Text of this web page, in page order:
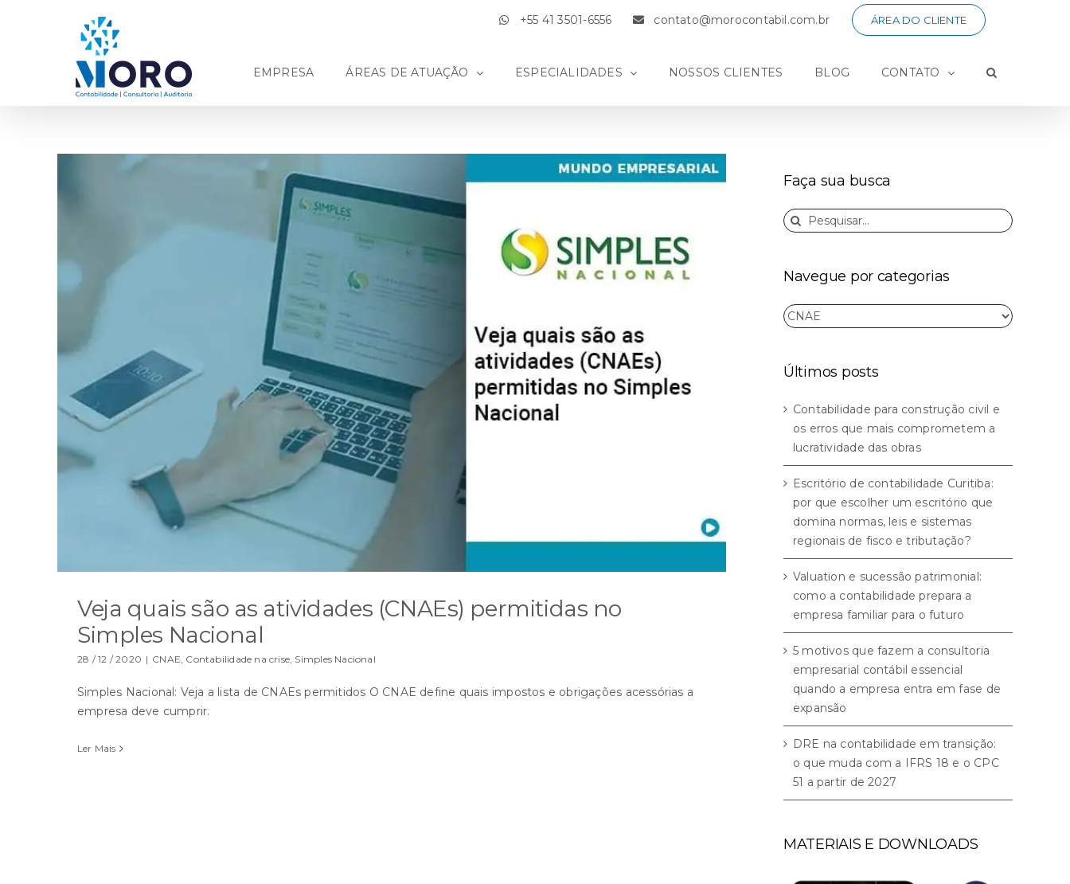
+55 41 3501-6556 contato@morocontabil.com.br ÁREA DO CLIENTE
EMPRESA ÁREAS DE ATUAÇÃO ESPECIALIDADES NOSSOS CLIENTES BLOG CONTATO
Veja quais são as atividades (CNAEs) permitidas no
Simples Nacional
28 / 12 / 2020 | CNAE, Contabilidade na crise, Simples Nacional
Simples Nacional: Veja a lista de CNAEs permitidos O CNAE define quais impostos e obrigações acessórias a
empresa deve cumprir.
Ler Mais
Faça sua busca
Buscar
resultados
Navegue por categorias
Navegue
por
Últimos posts
Contabilidade para construção civil e
os erros que mais comprometem a
lucratividade das obras
Escritório de contabilidade Curitiba:
por que escolher um escritório que
domina normas, leis e sistemas
regionais de fisco e tributação?
Valuation e sucessão patrimonial:
como a contabilidade prepara a
empresa familiar para o futuro
5 motivos que fazem a consultoria
empresarial contábil essencial
quando a empresa entra em fase de
expansão
DRE na contabilidade em transição:
o que muda com a IFRS 18 e o CPC
51 a partir de 2027
MATERIAIS E DOWNLOADS